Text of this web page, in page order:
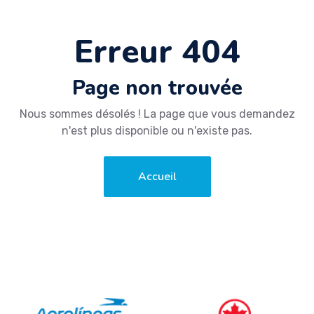
Erreur 404
Page non trouvée
Nous sommes désolés ! La page que vous demandez
n'est plus disponible ou n'existe pas.
Accueil